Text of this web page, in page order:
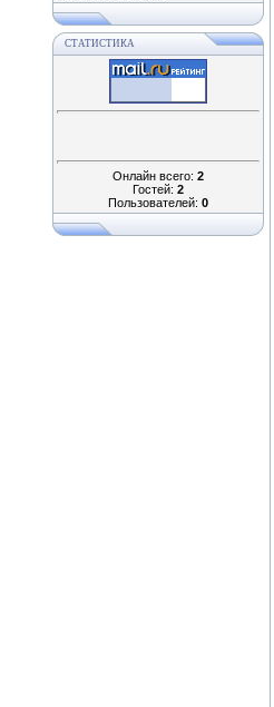
СТАТИСТИКА
Онлайн всего: 2
Гостей: 2
Пользователей: 0